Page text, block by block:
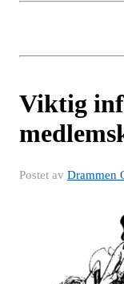
Viktig
Postet av Drammen